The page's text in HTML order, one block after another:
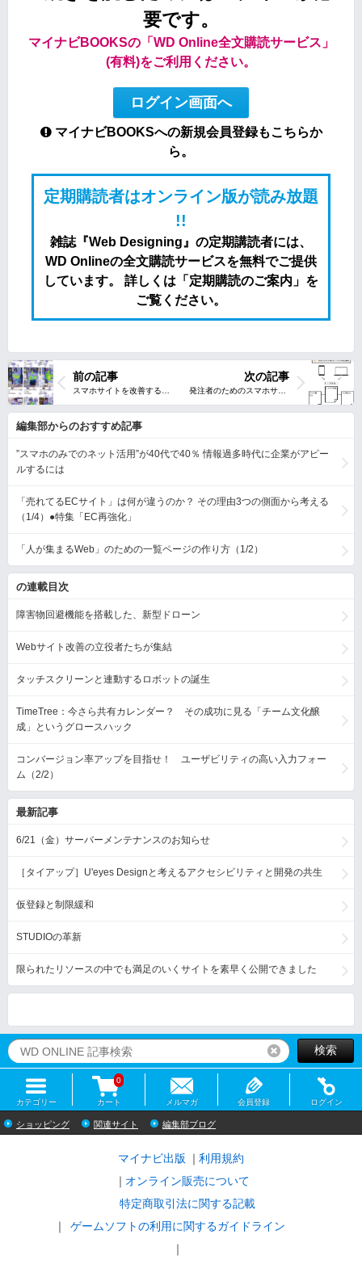
要です。
マイナビBOOKSの「WD Online全文購読サービス」
(有料)をご利用ください。
ログイン画面へ
マイナビBOOKSへの新規会員登録もこちらか
ら。
定期購読者はオンライン版が読み放題
!!
雑誌『Web Designing』の定期講読者には、
WD Onlineの全文購読サービスを無料でご提供
しています。 詳しくは「定期購読のご案内」を
ご覧ください。
次の記事
前の記事
編集部からのおすすめ記事
”スマホのみでのネット活用”が40代で40％ 情報過多時代に企業がアピー
ルするには
「売れてるECサイト」は何が違うのか？ その理由3つの側面から考える
（1/4）●特集「EC再強化」
「人が集まるWeb」のための一覧ページの作り方（1/2）
の連載目次
障害物回避機能を搭載した、新型ドローン
Webサイト改善の立役者たちが集結
タッチスクリーンと連動するロボットの誕生
TimeTree：今さら共有カレンダー？ その成功に見る「チーム文化醸
成」というグロースハック
コンバージョン率アップを目指せ！ ユーザビリティの高い入力フォー
ム（2/2）
最新記事
6/21（金）サーバーメンテナンスのお知らせ
［タイアップ］U'eyes Designと考えるアクセシビリティと開発の共生
仮登録と制限緩和
STUDIOの革新
限られたリソースの中でも満足のいくサイトを素早く公開できました
リセット検索
カテゴリー カート
0
メルマガ 会員登録 ログイン
ショッピング 関連サイト 編集部ブログ
マイナビ出版
利用規約
オンライン販売について
特定商取引法に関する記載
ゲームソフトの利用に関するガイドライン
｜